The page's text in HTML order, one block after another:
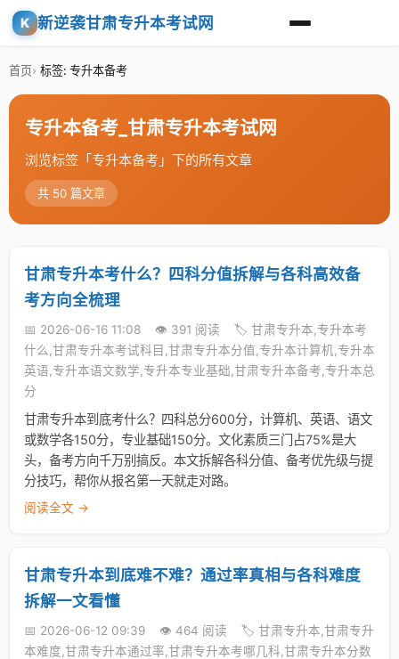
K 新逆袭甘肃专升本考试网
首页 标签: 专升本备考
专升本备考_甘肃专升本考试网
浏览标签「专升本备考」下的所有文章
共 50 篇文章
甘肃专升本考什么？四科分值拆解与各科高效备
考方向全梳理
📅 2026-06-16 11:08 👁️ 391 阅读
🏷️ 甘肃专升本,专升本考
什么,甘肃专升本考试科目,甘肃专升本分值,专升本计算机,专升本
英语,专升本语文数学,专升本专业基础,甘肃专升本备考,专升本总
分
甘肃专升本到底考什么？四科总分600分，计算机、英语、语文
或数学各150分，专业基础150分。文化素质三门占75%是大
头，备考方向千万别搞反。本文拆解各科分值、备考优先级与提
分技巧，帮你从报名第一天就走对路。
阅读全文 →
甘肃专升本到底难不难？通过率真相与各科难度
拆解一文看懂
📅 2026-06-12 09:39 👁️ 464 阅读
🏷️ 甘肃专升本,甘肃专升
本难度,甘肃专升本通过率,甘肃专升本考哪几科,甘肃专升本分数